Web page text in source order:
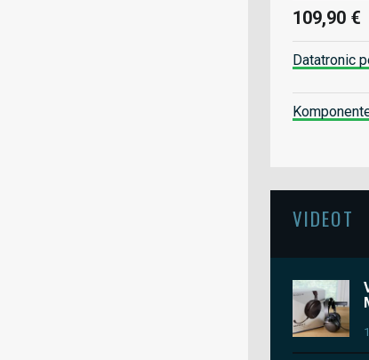
109,90 €
Datatronic
VIDEOT